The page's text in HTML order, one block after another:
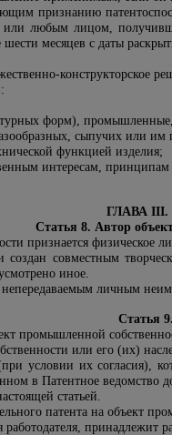
признанию
или любым лицом,
месяцев с даты
конструкторское
форм),
сыпучих или им
функцией изделия;
интересам,
ГЛАВА
Статья 8. Автор
признается физическое
совместным
иное.
непередаваемым личным
Статья
промышленной
или его (их)
условии их согласия),
в Патентное
статьей.
патента на объект
принадлежит